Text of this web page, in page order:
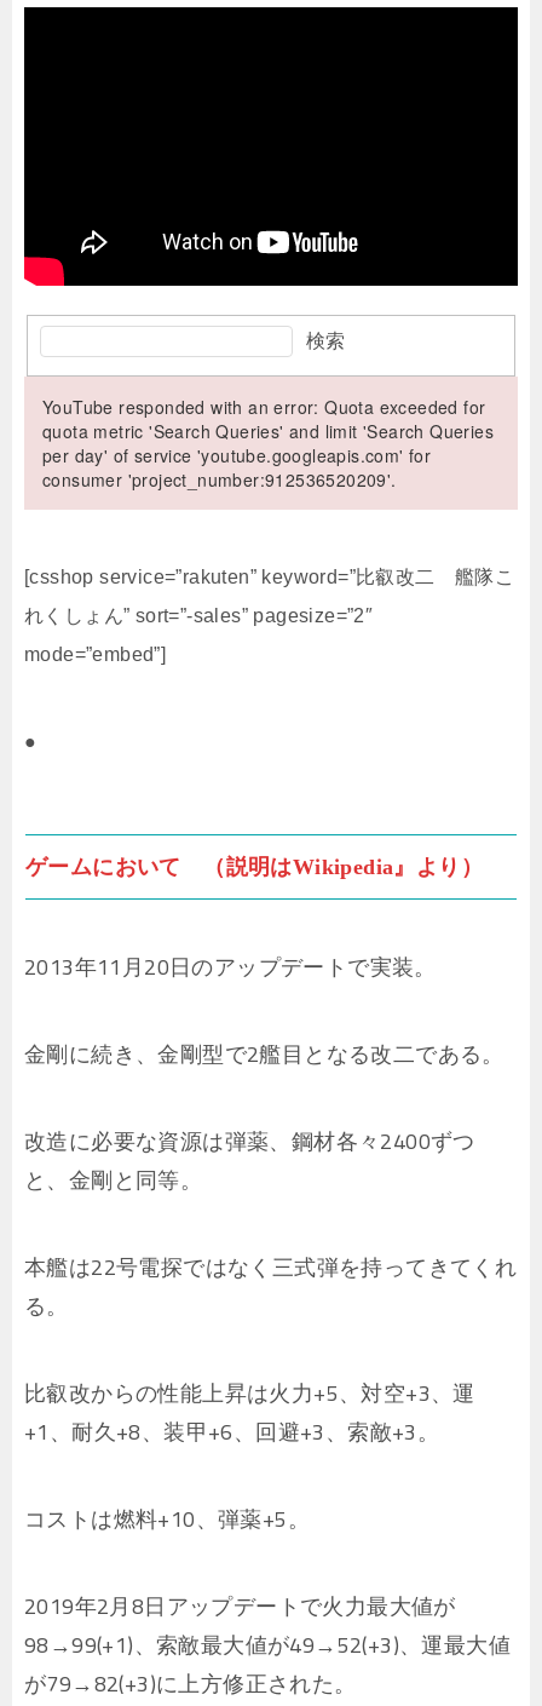
検索
YouTube responded with an error: Quota exceeded for
quota metric 'Search Queries' and limit 'Search Queries
per day' of service 'youtube.googleapis.com' for
consumer 'project_number:912536520209'.
[csshop service=”rakuten” keyword=”比叡改二 艦隊こ
れくしょん” sort=”-sales” pagesize=”2″
mode=”embed”]
●
ゲームにおいて （説明はWikipedia』より）
2013年11月20日のアップデートで実装。
金剛に続き、金剛型で2艦目となる改二である。
改造に必要な資源は弾薬、鋼材各々2400ずつ
と、金剛と同等。
本艦は22号電探ではなく三式弾を持ってきてくれ
る。
比叡改からの性能上昇は火力+5、対空+3、運
+1、耐久+8、装甲+6、回避+3、索敵+3。
コストは燃料+10、弾薬+5。
2019年2月8日アップデートで火力最大値が
98→99(+1)、索敵最大値が49→52(+3)、運最大値
が79→82(+3)に上方修正された。